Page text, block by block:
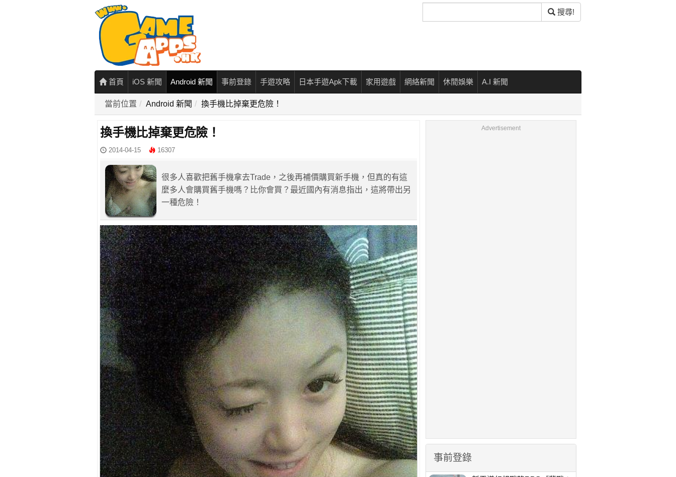
尋
搜尋!
首頁 iOS 新聞 Android 新聞 事前登錄 手遊攻略 日本手遊Apk下載 家用遊戲 網絡新聞 休閒娛樂 A.I 新聞
當前位置 Android 新聞 換手機比掉棄更危險！
換手機比掉棄更危險！
2014-04-15 16307
很多人喜歡把舊手機拿去Trade，之後再補價購買新手機，但真的有這
麼多人會購買舊手機嗎？比你會買？最近國內有消息指出，這將帶出另
一種危險！
Advertisement
事前登錄